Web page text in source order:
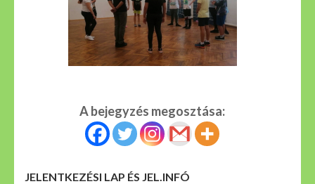
A bejegyzés megosztása:
JELENTKEZÉSI LAP ÉS JEL.INFÓ